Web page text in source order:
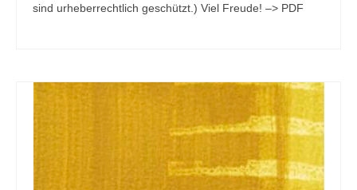
sind urheberrechtlich geschützt.) Viel Freude! –> PDF